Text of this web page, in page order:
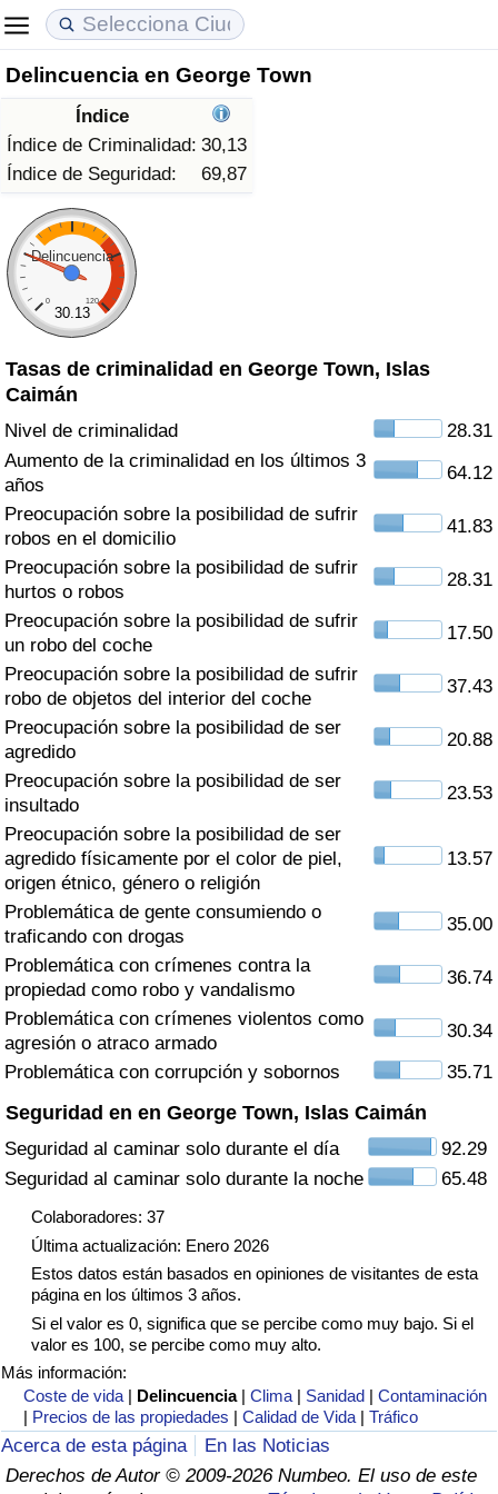
Delincuencia en George Town
Índice
Índice de Criminalidad: 30,13
Índice de Seguridad:
69,87
Delincuencia
0 120
30.13
Tasas de criminalidad en George Town, Islas
Caimán
Nivel de criminalidad
28.31
Aumento de la criminalidad en los últimos 3
años
64.12
Preocupación sobre la posibilidad de sufrir
robos en el domicilio
41.83
Preocupación sobre la posibilidad de sufrir
hurtos o robos
28.31
Preocupación sobre la posibilidad de sufrir
un robo del coche
17.50
Preocupación sobre la posibilidad de sufrir
robo de objetos del interior del coche
37.43
Preocupación sobre la posibilidad de ser
agredido
20.88
Preocupación sobre la posibilidad de ser
insultado
23.53
Preocupación sobre la posibilidad de ser
agredido físicamente por el color de piel,
origen étnico, género o religión
13.57
Problemática de gente consumiendo o
traficando con drogas
35.00
Problemática con crímenes contra la
propiedad como robo y vandalismo
36.74
Problemática con crímenes violentos como
agresión o atraco armado
30.34
Problemática con corrupción y sobornos
35.71
Seguridad en en George Town, Islas Caimán
Seguridad al caminar solo durante el día
92.29
Seguridad al caminar solo durante la noche
65.48
Colaboradores: 37
Última actualización: Enero 2026
Estos datos están basados en opiniones de visitantes de esta
página en los últimos 3 años.
Si el valor es 0, significa que se percibe como muy bajo. Si el
valor es 100, se percibe como muy alto.
Más información:
Coste de vida | Delincuencia |Clima | Sanidad |Contaminación
| Precios de las propiedades |Calidad de Vida |Tráfico
Acerca de esta página
En las Noticias
Derechos de Autor © 2009-2026 Numbeo. El uso de este
Coste de vida
Índice de Costo de Vida (Actual)
Índice de Costo de Vida
Índice de costo de vida por país
en aqaba
Precios de las propiedades
Índice de Precios de Inmuebles (Actual)
Índice de Precios de Inmuebles
Índice de Precios de Inmuebles por País
Calidad de Vida
Índice de Calidad de Vida
Índice de Calidad de Vida (Actual)
Índice de calidad de vida por país
Delincuencia
Calificación del Índice de Criminalidad
(Actual)
Índice de Criminalidad
Índice de criminalidad por país
Sanidad
Índice de Sanidad (Actual)
Índice de Sanidad
Índice de Sanidad por País
Contaminación
Índice de Contaminación (Actual)
Índice de contaminación
Índice de Contaminación por País
Tráfico
Índice de Tráfico
Índice de Tráfico (Actual)
Índice de Tráfico por País